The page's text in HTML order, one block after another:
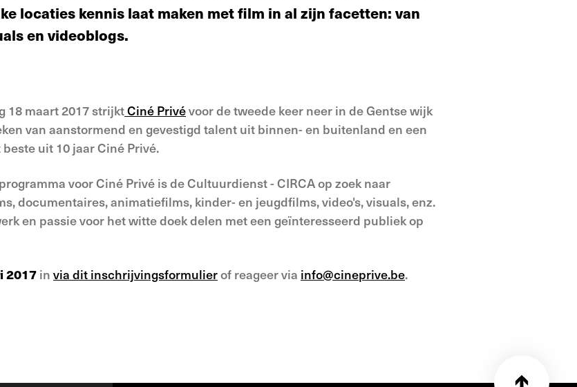
locaties kennis laat maken met film in al zijn facetten: van
en videoblogs.
18 maart 2017 strijktCiné Privévoor de tweede keer neer in de Gentse wijk
van aanstormend en gevestigd talent uit binnen- en buitenland en een
uit 10 jaar Ciné Privé.
voor Ciné Privé is de Cultuurdienst - CIRCA op zoek naar
documentaires, animatiefilms, kinder- en jeugdfilms, video's, visuals, enz.
en passie voor het witte doek delen met een geïnteresseerd publiek op
2017 in via dit inschrijvingsformulierof reageer via info@cineprive.be.